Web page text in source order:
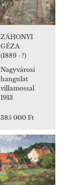
ZÁHONYI
GÉZA
(1889 - ?)
Nagyvárosi
hangulat
villamossal
1913
385 000 Ft